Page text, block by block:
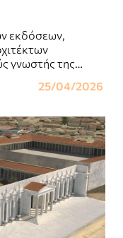
εκδόσεων,
γνωστής της
του
25/04/2026